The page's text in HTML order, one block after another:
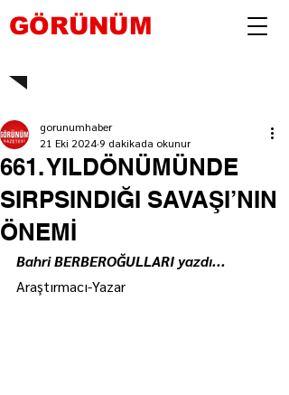
GÖRÜNÜM
661. YILDÖNÜMÜNDE
SIRPSINDIĞI SAVAŞI’NIN
ÖNEMİ
gorunumhaber
21 Eki 2024 9 dakikada okunur
Bahri BERBEROĞULLARI yazdı...
Araştırmacı-Yazar